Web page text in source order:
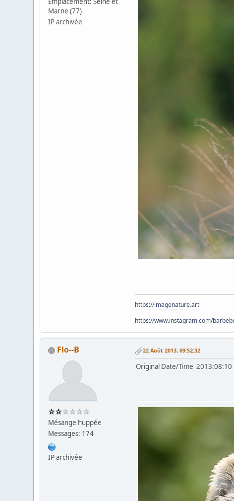
Marne (77)
IP archivée
https://imagenature.art
https://www.instagram.com/
Flo--B
Mésange huppée
Messages: 174
IP archivée
22 Août 2013, 09:52:32
Original Date/Time